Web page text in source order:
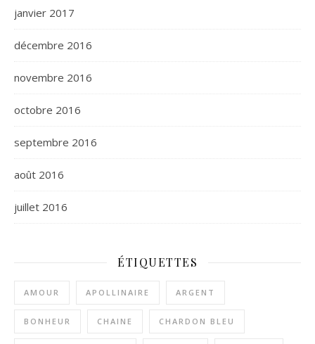
janvier 2017
décembre 2016
novembre 2016
octobre 2016
septembre 2016
août 2016
juillet 2016
ÉTIQUETTES
AMOUR APOLLINAIRE ARGENT
BONHEUR CHAINE CHARDON BLEU